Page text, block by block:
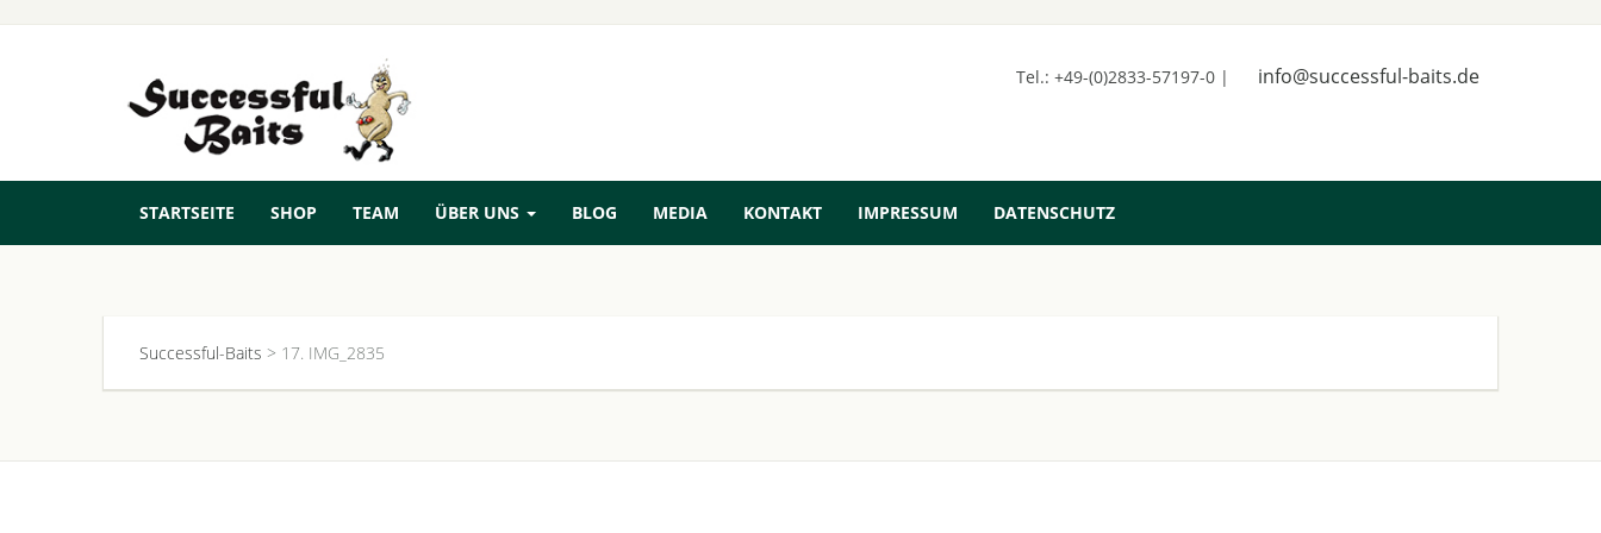
Tel.: +49-(0)2833-57197-0 | info@successful-baits.de
STARTSEITE SHOP TEAM ÜBER UNS BLOG MEDIA KONTAKT IMPRESSUM DATENSCHUTZ
Successful-Baits > 17. IMG_2835